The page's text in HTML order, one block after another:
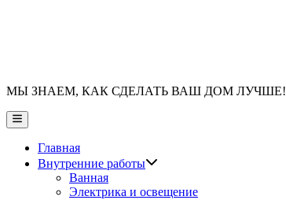
МЫ ЗНАЕМ, КАК СДЕЛАТЬ ВАШ ДОМ ЛУЧШЕ!
Главное
меню
Главная
Внутренние работы
Ванная
Электрика и освещение